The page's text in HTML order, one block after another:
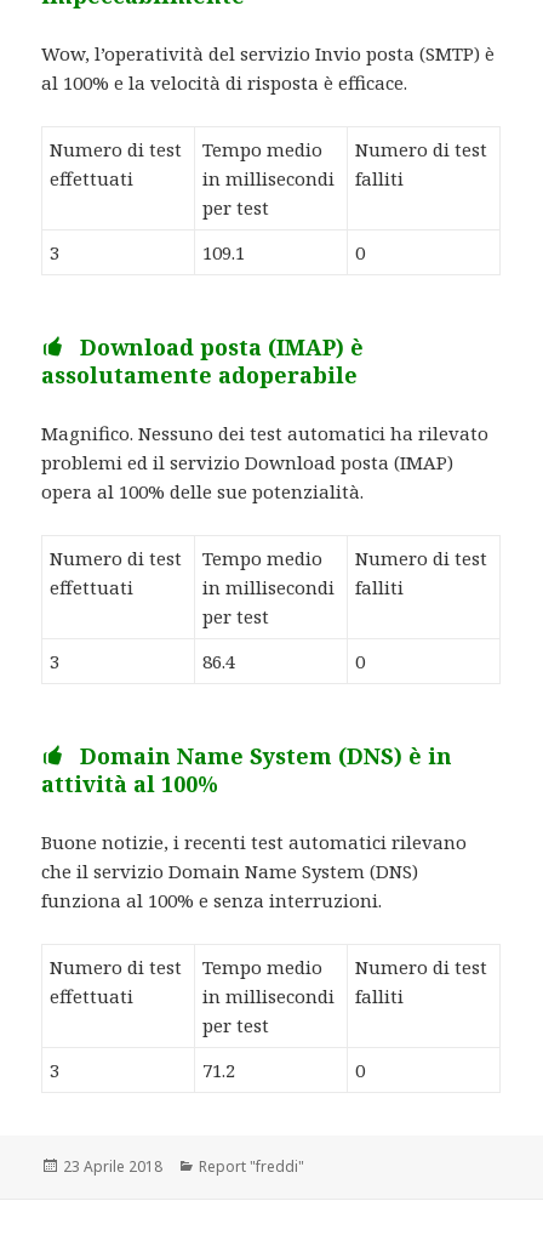
Wow, l’operatività del servizio Invio posta (SMTP) è
al 100% e la velocità di risposta è efficace.
Numero di test
effettuati
Tempo medio
in millisecondi
per test
Numero di test
falliti
3 109.1 0
Download posta (IMAP) è
assolutamente adoperabile
Magnifico. Nessuno dei test automatici ha rilevato
problemi ed il servizio Download posta (IMAP)
opera al 100% delle sue potenzialità.
Numero di test
effettuati
Tempo medio
in millisecondi
per test
Numero di test
falliti
3 86.4 0
Domain Name System (DNS) è in
attività al 100%
Buone notizie, i recenti test automatici rilevano
che il servizio Domain Name System (DNS)
funziona al 100% e senza interruzioni.
Numero di test
effettuati
Tempo medio
in millisecondi
per test
Numero di test
falliti
3 71.2 0
Scritto
23 Aprile 2018 Categorie
Report "freddi"